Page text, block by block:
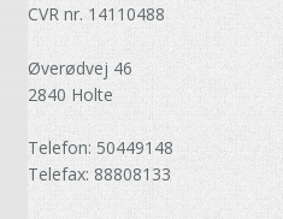
CVR nr. 14110488
Øverødvej 46
2840 Holte
Telefon: 50449148
Telefax: 88808133